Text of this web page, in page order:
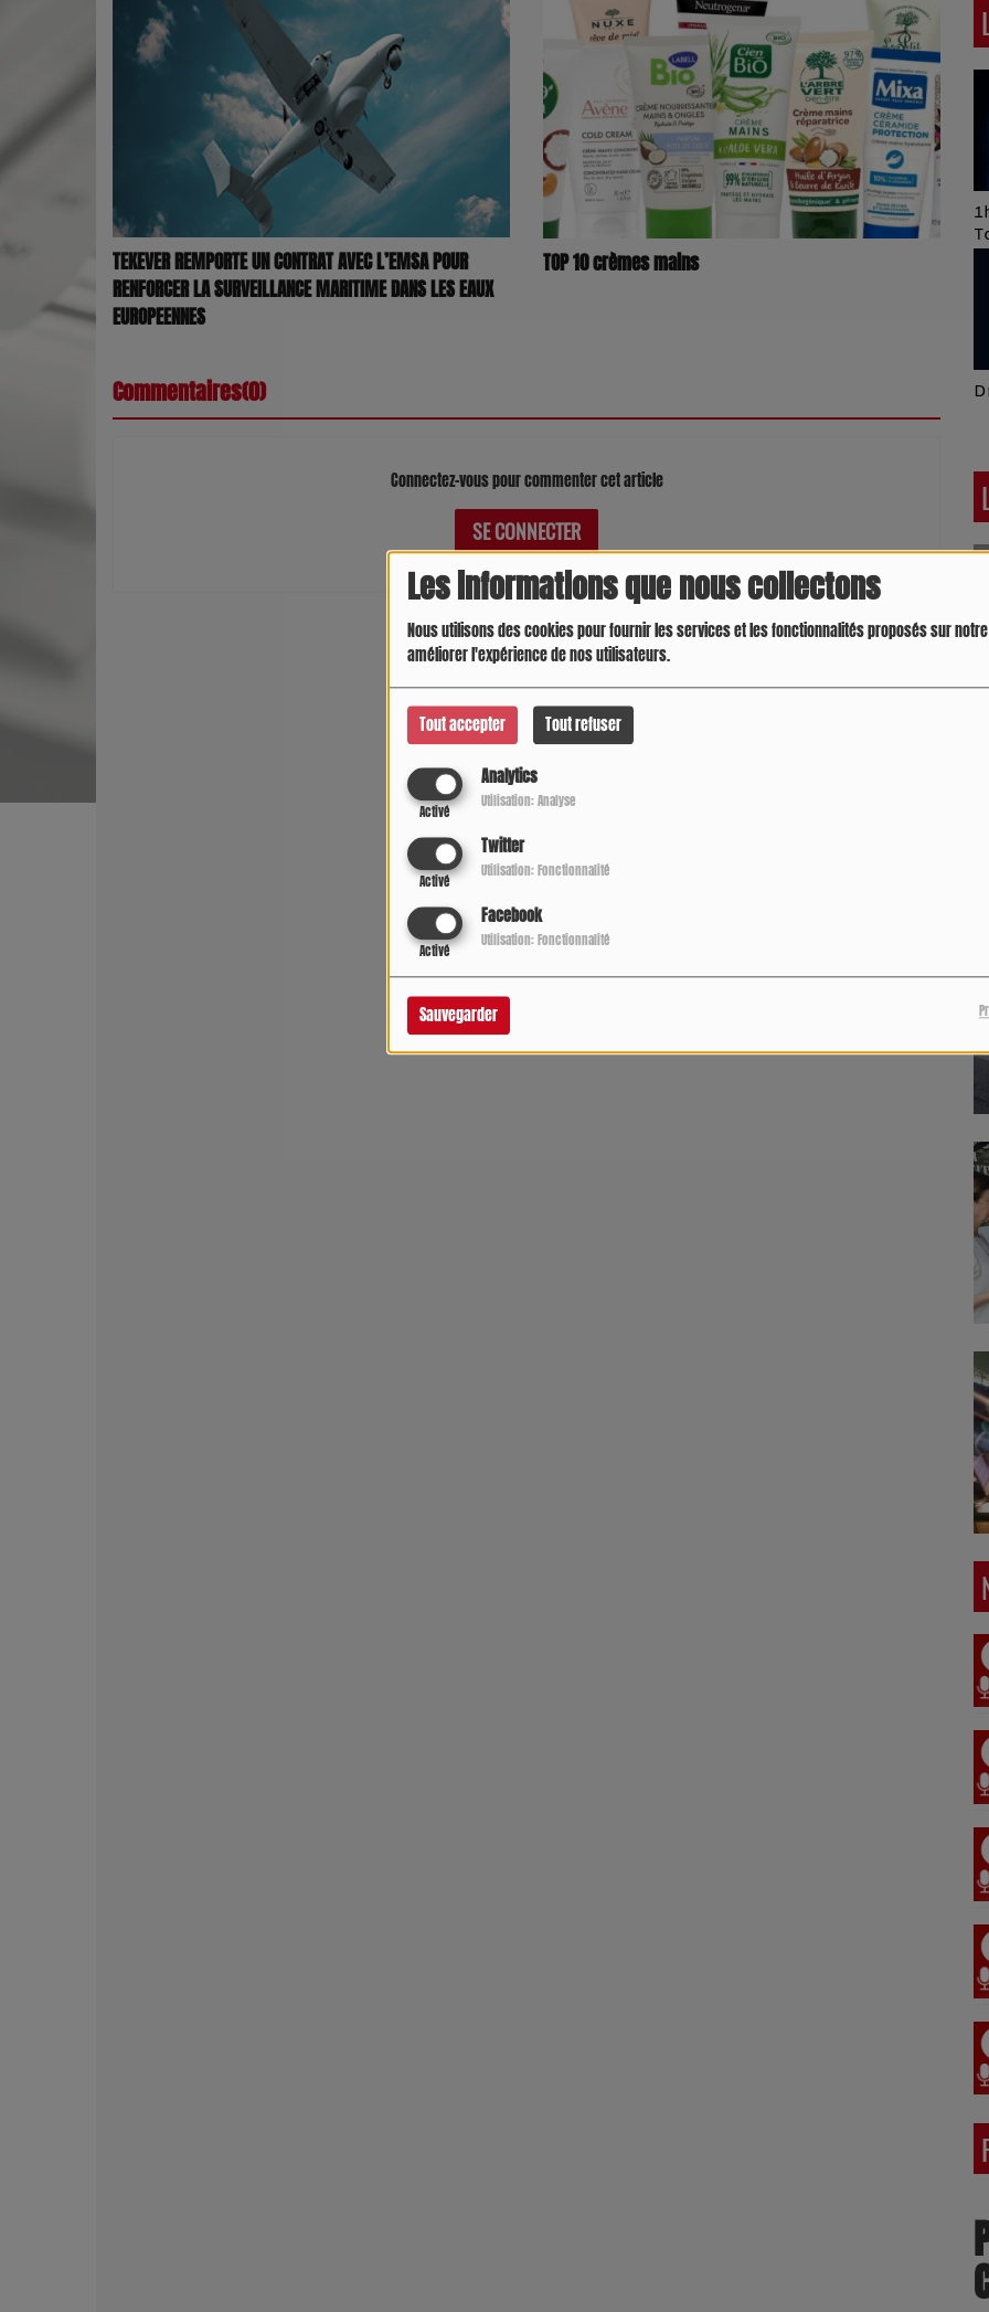
Les informations que nous collectons
Nous utilisons des cookies pour fournir les services et les fonctionnalités proposés sur
améliorer l'expérience de nos utilisateurs.
Tout accepter Tout refuser
Analytics
Activé
Utilisation: Analyse
Twitter
Activé
Utilisation: Fonctionnalité
Facebook
Activé
Utilisation: Fonctionnalité
Sauvegarder
TEKEVER REMPORTE UN CONTRAT AVEC L’EMSA POUR
RENFORCER LA SURVEILLANCE MARITIME DANS LES EAUX
EUROPEENNES
TOP 10 crèmes mains
Commentaires(0)
Connectez-vous pour commenter cet article
SE CONNECTER
Art of Mixing Series
Proposée par Jean